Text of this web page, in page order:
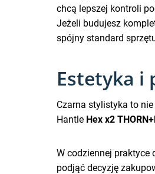
chcą lepszej kontroli
Jeżeli budujesz
spójny standard
Estetyka i
Czarna stylistyka to
Hantle Hex x2
W codziennej praktyce
podjąć decyzję